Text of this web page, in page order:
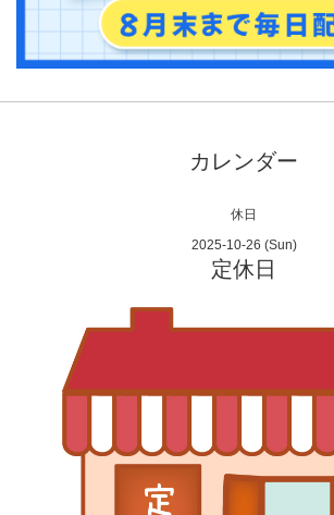
カレンダー
休日
2025-10-26 (Sun)
定休日